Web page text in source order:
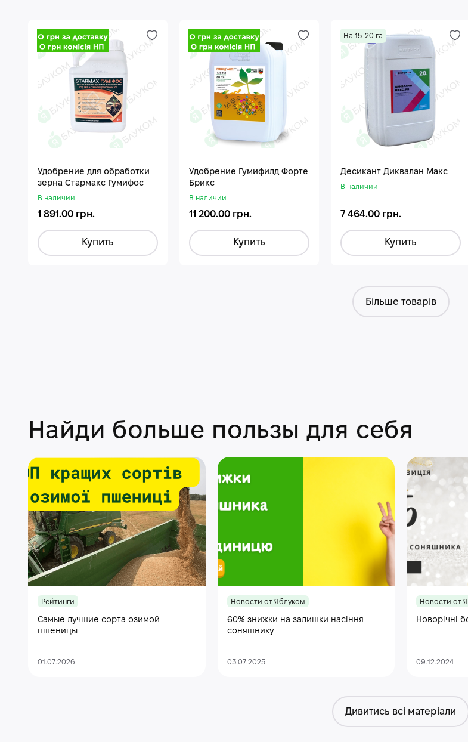
Удобрение для обработки
зерна Стармакс Гумифос
В наличии
1 891.00 грн.
Купить
Удобрение Гумифилд Форте
Брикс
В наличии
11 200.00 грн.
Купить
На 15-20 га
Десикант Диквалан Макс
В наличии
7 464.00 грн.
Купить
Більше товарів
Найди больше пользы для себя
Рейтинги
Самые лучшие сорта озимой
пшеницы
01.07.2026
Новости от Яблуком
60% знижки на залишки насіння
соняшнику
03.07.2025
Новости от
Новорічні
09.12.2024
Дивитись всі матеріали